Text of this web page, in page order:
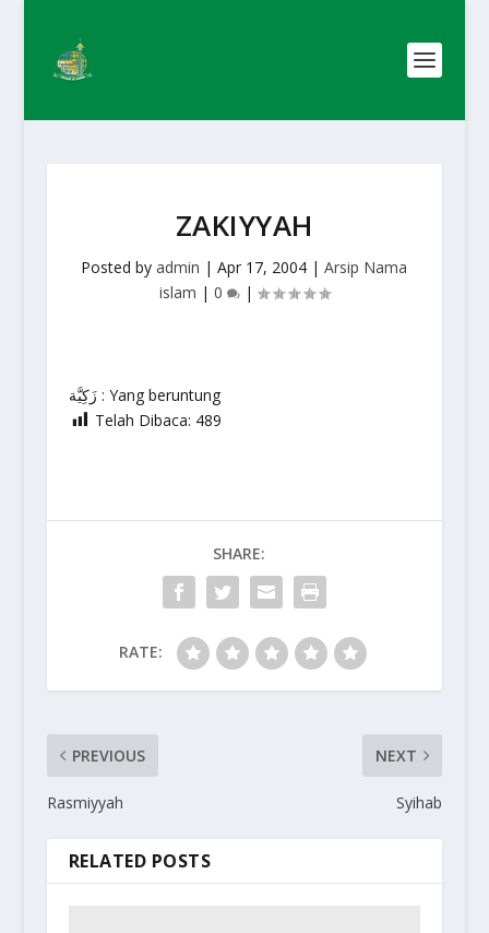
ZAKIYYAH
Posted byadmin |Apr 17, 2004 |Arsip Nama
islam | 0 |
زَكِيَّة : Yang beruntung
Telah Dibaca: 489
SHARE:
RATE:
PREVIOUS
Rasmiyyah
NEXT
Syihab
RELATED POSTS